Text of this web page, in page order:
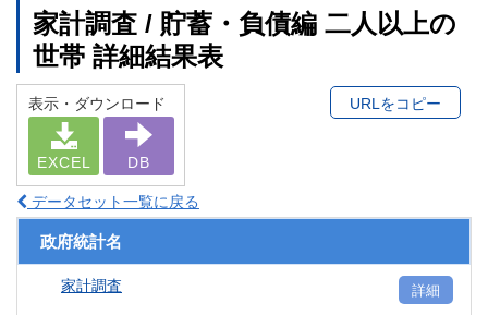
家計調査 / 貯蓄・負債編 二人以上の
世帯 詳細結果表
表示・ダウンロード
EXCEL DB
URLをコピー
データセット一覧に戻る
政府統計名
家計調査 詳細